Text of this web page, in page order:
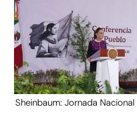
Sheinbaum: Jornada